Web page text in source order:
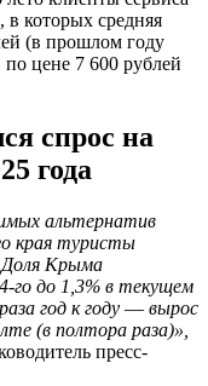
которых средняя
(в прошлом году
цене 7 600 рублей
спрос на
года
альтернатив
края туристы
Крыма
го до 1,3% в текущем
год к году ― вырос
(в полтора раза)»,
пресс-